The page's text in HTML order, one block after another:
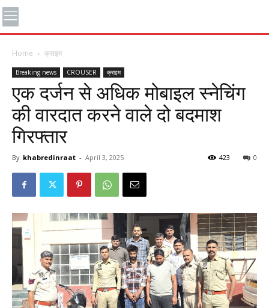
Home क्राइम
Breaking news CROUSER क्राइम
एक दर्जन से अधिक मोबाइल स्नेचिंग
की वारदात करने वाले दो बदमाश
गिरफ्तार
By khabredinraat - April 3, 2025 0
423